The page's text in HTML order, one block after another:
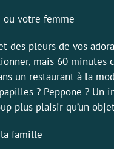
ou votre femme
des pleurs de vos
mais 60 minutes
un restaurant à la
? Peppone ? Un
plus plaisir qu’un
famille